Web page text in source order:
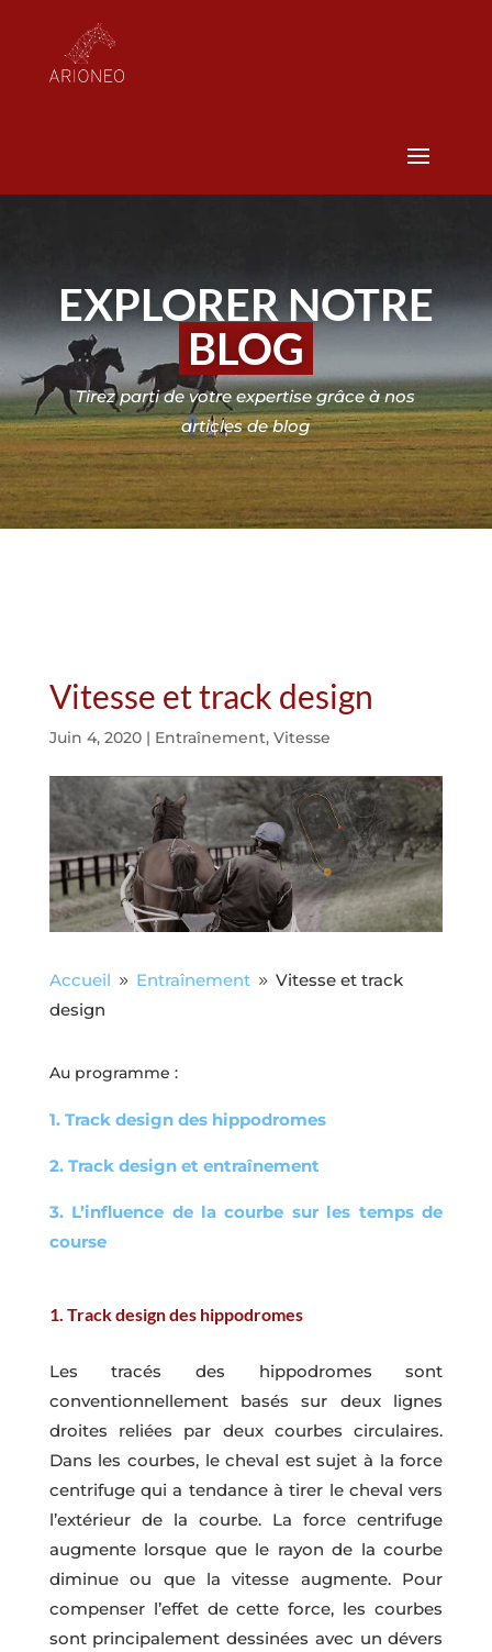
EXPLORER NOTRE
BLOG
Tirez parti de votre expertise grâce à nos
articles de blog
Vitesse et track design
Juin 4, 2020| Entraînement, Vitesse
Accueil 9 Entraînement 9 Vitesse et track
design
Au programme :
1. Track design des hippodromes
2. Track design et entraînement
3. L’influence de la courbe sur les temps de
course
1. Track design des hippodromes
Les tracés des hippodromes sont
conventionnellement basés sur deux lignes
droites reliées par deux courbes circulaires.
Dans les courbes, le cheval est sujet à la force
centrifuge qui a tendance à tirer le cheval vers
l’extérieur de la courbe. La force centrifuge
augmente lorsque que le rayon de la courbe
diminue ou que la vitesse augmente. Pour
compenser l’effet de cette force, les courbes
sont principalement dessinées avec un dévers